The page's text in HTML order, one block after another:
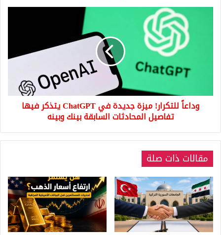
تفاصيل
المحادثات
وبينه
وداعاً للتكرار! ميزة جديدة في ChatGPT يتذكر فيها
تفاصيل المحادثات السابقة بينك وبينه
مقالات ذات صلة